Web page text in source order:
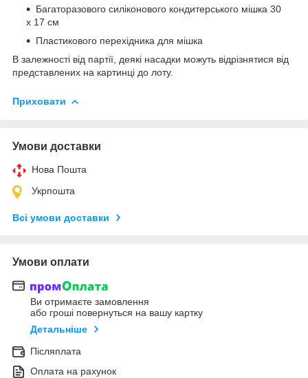
Багаторазового силіконового кондитерського мішка 30
х 17 см
Пластикового перехідника для мішка
В залежності від партії, деякі насадки можуть відрізнятися від
представлених на картинці до лоту.
Приховати
Умови доставки
Нова Пошта
Укрпошта
Всі умови доставки
Умови оплати
Ви отримаєте замовлення
або гроші повернуться на вашу картку
Детальніше
Післяплата
Оплата на рахунок